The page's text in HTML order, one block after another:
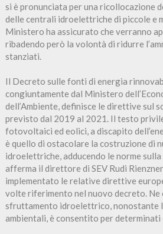
si è pronunciata per una ricollocazione
delle centrali idroelettriche di piccole e
Ministero ha assicurato che verranno
ribadendo però la volontà di ridurre
stanziati.
Il Decreto sulle fonti di energia
congiuntamente dal Ministero
dell’Ambiente, definisce le direttive sul
previsto dal 2019 al 2021. Il testo
fotovoltaici ed eolici, a discapito
è quello di ostacolare la costruzione di
idroelettriche, adducendo le norme sulla
afferma il direttore di SEV Rudi
implementato le relative direttive
volte riferimento nel nuovo decreto. Ne
sfruttamento idroelettrico, nonostante
ambientali, è consentito per determinati